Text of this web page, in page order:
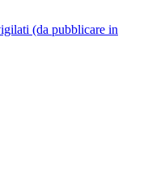
(da pubblicare in